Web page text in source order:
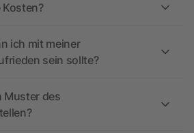
ich mit meiner
sein sollte?
Muster des